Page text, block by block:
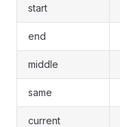
start
end
middle
same
current